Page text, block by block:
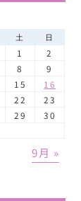
土 日
1
2
8
9
15
16
22
23
29
30
9月 »